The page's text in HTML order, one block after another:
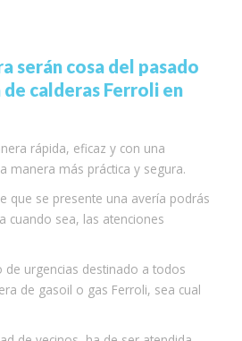
serán cosa del pasado
calderas Ferroli en
rápida, eficaz y con una
manera más práctica y segura.
que se presente una avería podrás
cuando sea, las atenciones
de urgencias destinado a todos
de gasoil o gas Ferroli, sea cual